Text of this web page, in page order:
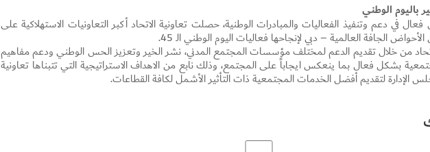
باليوم الوطني
في دعم وتنفيذ الفعاليات والمبادرات الوطنية، حصلت تعاونية الاتحاد أكبر التعاونيات الاستهلاكية على
الجافة العالمية – دبي لإنجاحها فعاليات اليوم الوطني الـ 45.
من خلال تقديم الدعم لمختلف مؤسسات المجتمع المدني، نشر الخير وتعزيز الحس الوطني ودعم مفاهيم
بشكل فعال بما ينعكس ايجاباً على المجتمع، وذلك نابع من الاهداف الاستراتيجية التي تتبناها تعاونية
الإدارة لتقديم أفضل الخدمات المجتمعية ذات التأثير الأشمل لكافة القطاعات.
Set Youtube Channel ID